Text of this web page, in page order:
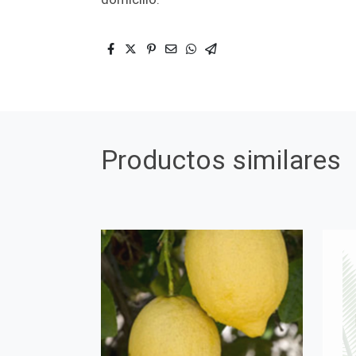
Productos similares